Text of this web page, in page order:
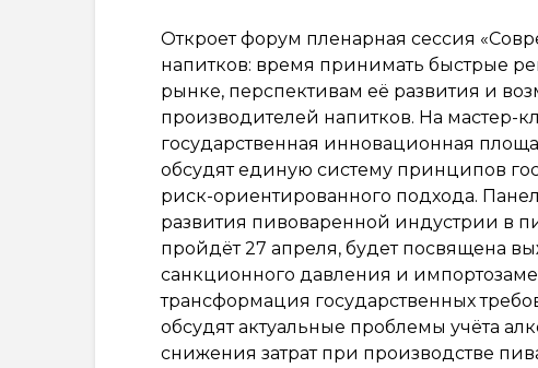
Откроет форум пленарная сессия
напитков: время принимать быстрые
рынке, перспективам её развития и
производителей напитков. На мастер-
государственная инновационная
обсудят единую систему принципов
риск-ориентированного подхода.
развития пивоваренной индустрии в
пройдёт 27 апреля, будет посвящена
санкционного давления и
трансформация государственных
обсудят актуальные проблемы учёта
снижения затрат при производстве